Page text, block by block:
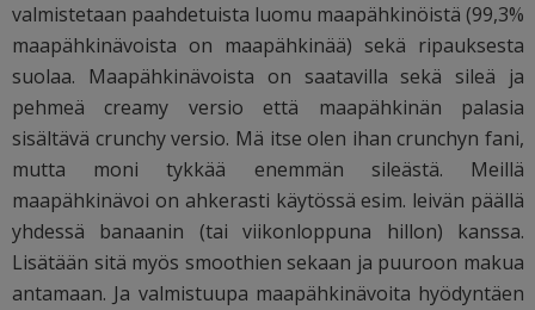
valmistetaan paahdetuista luomu maapähkinöistä (99,3%
maapähkinävoista on maapähkinää) sekä ripauksesta
suolaa. Maapähkinävoista on saatavilla sekä sileä ja
pehmeä creamy versio että maapähkinän palasia
sisältävä crunchy versio. Mä itse olen ihan crunchyn fani,
mutta moni tykkää enemmän sileästä. Meillä
maapähkinävoi on ahkerasti käytössä esim. leivän päällä
yhdessä banaanin (tai viikonloppuna hillon) kanssa.
Lisätään sitä myös smoothien sekaan ja puuroon makua
antamaan. Ja valmistuupa maapähkinävoita hyödyntäen